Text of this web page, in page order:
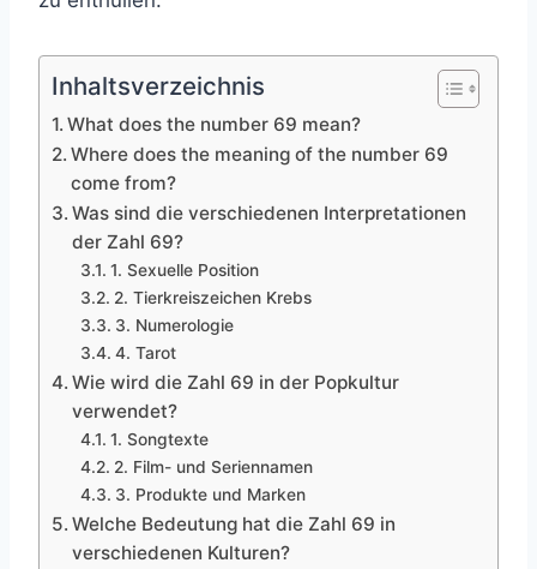
Inhaltsverzeichnis
What does the number 69 mean?
Where does the meaning of the number 69
come from?
Was sind die verschiedenen Interpretationen
der Zahl 69?
1. Sexuelle Position
2. Tierkreiszeichen Krebs
3. Numerologie
4. Tarot
Wie wird die Zahl 69 in der Popkultur
verwendet?
1. Songtexte
2. Film- und Seriennamen
3. Produkte und Marken
Welche Bedeutung hat die Zahl 69 in
verschiedenen Kulturen?